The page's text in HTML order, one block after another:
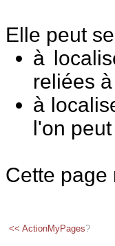
Elle peut
à
reliées
à
l'on
Cette page
<< ActionMyPages?